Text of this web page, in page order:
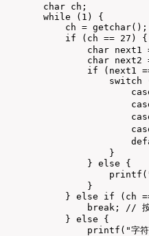
char ch;
while (1) {
    ch = getchar();
if (ch == 27) {
char next1
char next2
if (next1
switch
            }
        } else {
        }
} else if (ch
break; //
    } else {
printf("字